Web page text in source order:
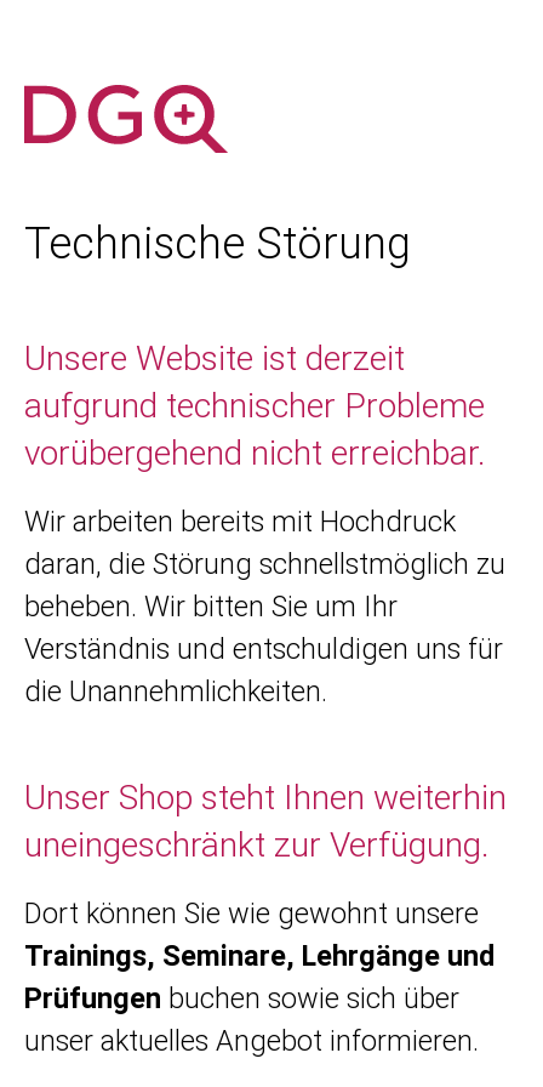
Technische Störung
Unsere Website ist derzeit
aufgrund technischer Probleme
vorübergehend nicht erreichbar.
Wir arbeiten bereits mit Hochdruck
daran, die Störung schnellstmöglich zu
beheben. Wir bitten Sie um Ihr
Verständnis und entschuldigen uns für
die Unannehmlichkeiten.
Unser Shop steht Ihnen weiterhin
uneingeschränkt zur Verfügung.
Dort können Sie wie gewohnt unsere
Trainings, Seminare, Lehrgänge und
Prüfungen buchen sowie sich über
unser aktuelles Angebot informieren.